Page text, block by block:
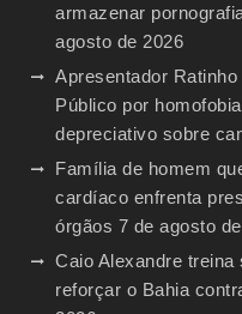
armazenar
agosto de 2026
Apresentador
Público por
depreciativo sobre
Família de homem
cardíaco enfrenta
órgãos 7 de agosto
Caio Alexandre
reforçar o Bahia